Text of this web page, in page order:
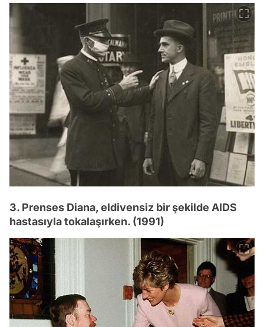
3. Prenses Diana, eldivensiz bir şekilde AIDS
hastasıyla tokalaşırken. (1991)